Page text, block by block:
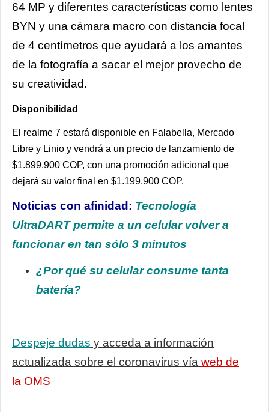
64 MP y diferentes características como lentes
BYN y una cámara macro con distancia focal
de 4 centímetros que ayudará a los amantes
de la fotografía a sacar el mejor provecho de
su creatividad.
Disponibilidad
El realme 7 estará disponible en Falabella, Mercado
Libre y Linio y vendrá a un precio de lanzamiento de
$1.899.900 COP, con una promoción adicional que
dejará su valor final en $1.199.900 COP.
Noticias con afinidad: Tecnología
UltraDART permite a un celular volver a
funcionar en tan sólo 3 minutos
¿Por qué su celular consume tanta
batería?
Despeje dudas y acceda a información
actualizada sobre el coronavirus vía web de
la OMS